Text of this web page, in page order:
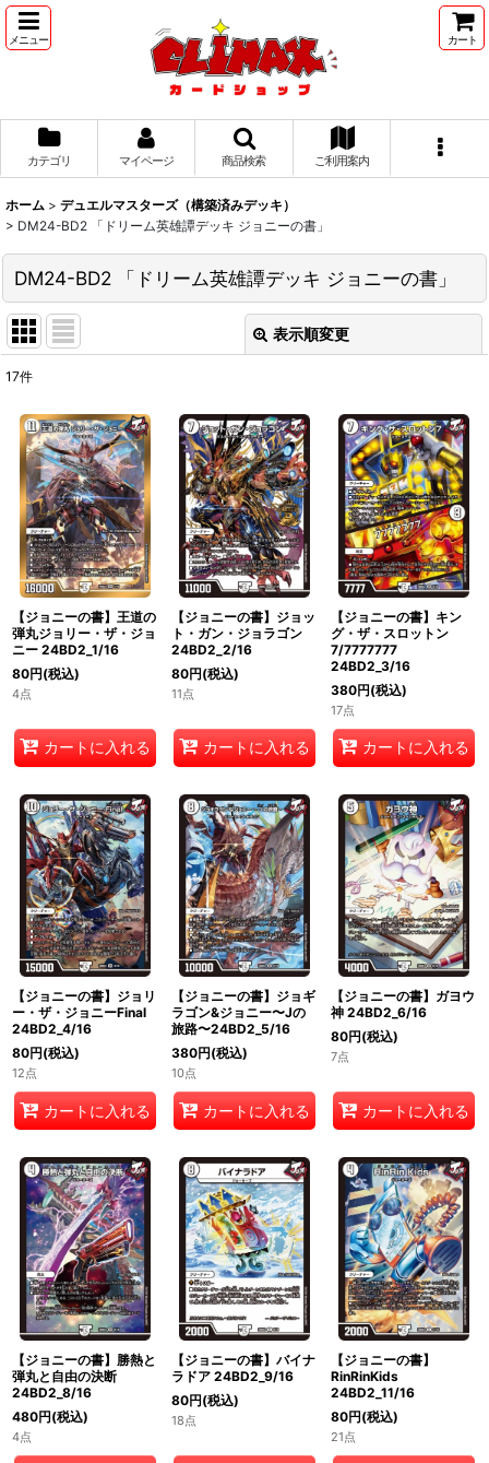
メニュー カート
カテゴリ マイページ 商品検索 ご利用案内
ホーム > デュエルマスターズ（構築済みデッキ）
> DM24-BD2 「ドリーム英雄譚デッキ ジョニーの書」
DM24-BD2 「ドリーム英雄譚デッキ ジョニーの書」
表示順変更
並び順:
絞り込む
17件
【ジョニーの書】王道の
弾丸ジョリー・ザ・ジョ
ニー 24BD2_1/16
80円(税込)
4点
カートに入れる
【ジョニーの書】ジョッ
ト・ガン・ジョラゴン
24BD2_2/16
80円(税込)
11点
カートに入れる
【ジョニーの書】キン
グ・ザ・スロットン
7/7777777
24BD2_3/16
380円(税込)
17点
カートに入れる
【ジョニーの書】ジョリ
ー・ザ・ジョニーFinal
24BD2_4/16
80円(税込)
12点
カートに入れる
【ジョニーの書】ジョギ
ラゴン&ジョニー〜Jの
旅路〜24BD2_5/16
380円(税込)
10点
カートに入れる
【ジョニーの書】ガヨウ
神 24BD2_6/16
80円(税込)
7点
カートに入れる
【ジョニーの書】勝熱と
弾丸と自由の決断
24BD2_8/16
480円(税込)
4点
【ジョニーの書】バイナ
ラドア 24BD2_9/16
80円(税込)
18点
【ジョニーの書】
RinRinKids
24BD2_11/16
80円(税込)
21点